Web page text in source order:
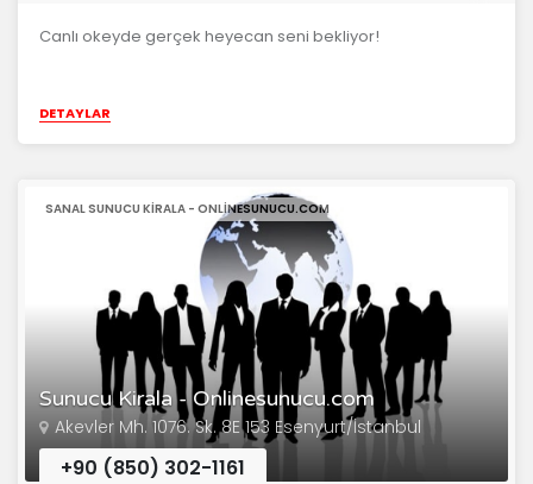
Canlı okeyde gerçek heyecan seni bekliyor!
DETAYLAR
Sunucu Kirala - Onlinesunucu.com
SANAL SUNUCU KIRALA - ONLINESUNUCU.COM
Akevler Mh. 1076. Sk. 8E 153 Esenyurt/İstanbul
+90 (850) 302-1161